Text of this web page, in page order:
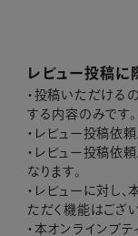
レビュー投稿に
・投稿いただける
する内容のみです。
・レビュー投稿依
・レビュー投稿依
なります。
・レビューに対し
ただく機能はござい
・本オンラインブ